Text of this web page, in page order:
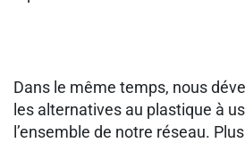
Dans le même temps, nous
les alternatives au plastique à
l’ensemble de notre réseau.